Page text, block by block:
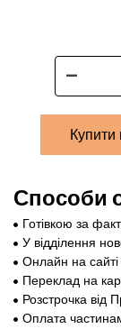
-
Купити
Способи
Готівкою за
У відділення
Онлайн на
Переклад на
Розстрочка від
Оплата